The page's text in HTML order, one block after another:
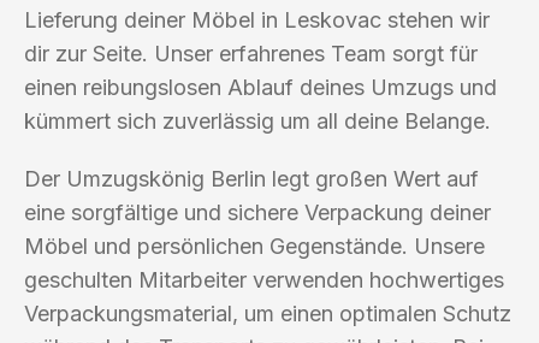
Lieferung deiner Möbel in Leskovac stehen wir
dir zur Seite. Unser erfahrenes Team sorgt für
einen reibungslosen Ablauf deines Umzugs und
kümmert sich zuverlässig um all deine Belange.
Der Umzugskönig Berlin legt großen Wert auf
eine sorgfältige und sichere Verpackung deiner
Möbel und persönlichen Gegenstände. Unsere
geschulten Mitarbeiter verwenden hochwertiges
Verpackungsmaterial, um einen optimalen Schutz